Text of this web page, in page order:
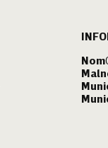
Nom